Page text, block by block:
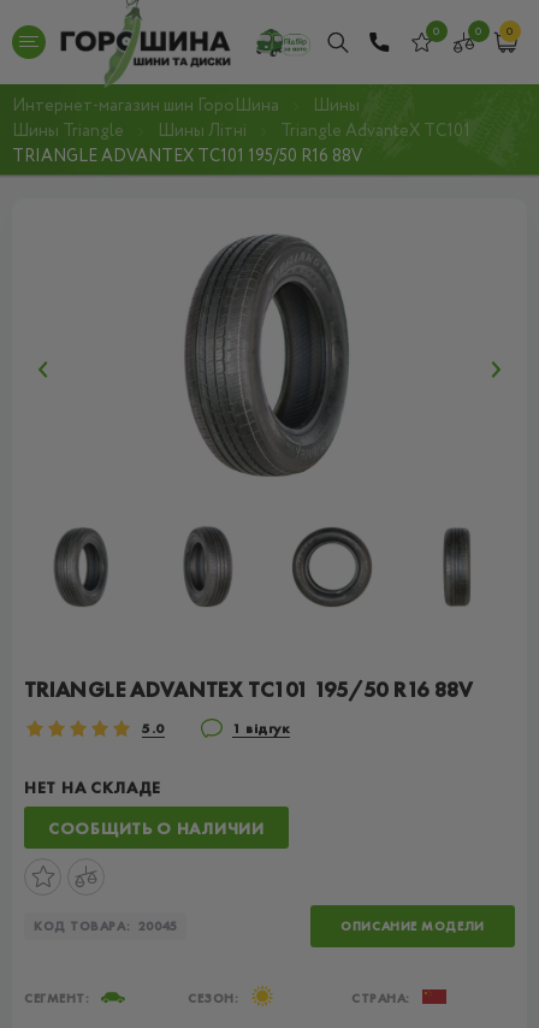
0 0 0
Интернет-магазин шин ГороШина
Шины
Шины Triangle
Шины Літні
Triangle AdvanteX TC101
TRIANGLE ADVANTEX TC101 195/50 R16 88V
TRIANGLE ADVANTEX TC101 195/50 R16 88V
5.0 1 відгук
НЕТ НА СКЛАДЕ
СООБЩИТЬ О НАЛИЧИИ
КОД ТОВАРА: 20045 ОПИСАНИЕ МОДЕЛИ
СЕГМЕНТ: СЕЗОН: СТРАНА: